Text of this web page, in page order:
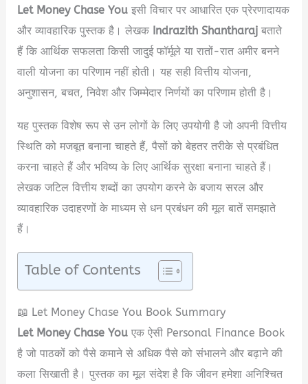
Let Money Chase You इसी विचार पर आधारित एक प्रेरणादायक
और व्यावहारिक पुस्तक है। लेखक Indrazith Shantharaj बताते
हैं कि आर्थिक सफलता किसी जादुई फॉर्मूले या रातों-रात अमीर बनने
वाली योजना का परिणाम नहीं होती। यह सही वित्तीय योजना,
अनुशासन, बचत, निवेश और जिम्मेदार निर्णयों का परिणाम होती है।
यह पुस्तक विशेष रूप से उन लोगों के लिए उपयोगी है जो अपनी वित्तीय
स्थिति को मजबूत बनाना चाहते हैं, पैसों को बेहतर तरीके से प्रबंधित
करना चाहते हैं और भविष्य के लिए आर्थिक सुरक्षा बनाना चाहते हैं।
लेखक जटिल वित्तीय शब्दों का उपयोग करने के बजाय सरल और
व्यावहारिक उदाहरणों के माध्यम से धन प्रबंधन की मूल बातें समझाते
हैं।
Table of Contents
📖 Let Money Chase You Book Summary
Let Money Chase You एक ऐसी Personal Finance Book
है जो पाठकों को पैसे कमाने से अधिक पैसे को संभालने और बढ़ाने की
कला सिखाती है। पुस्तक का मूल संदेश है कि जीवन हमेशा अनिश्चित